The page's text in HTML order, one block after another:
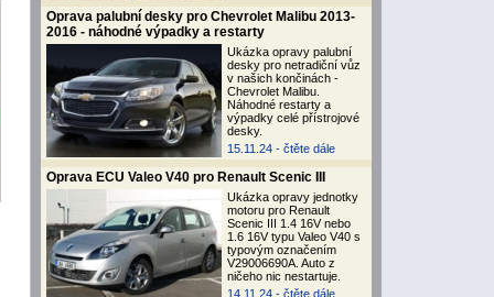
Oprava palubní desky pro Chevrolet Malibu 2013-
2016 - náhodné výpadky a restarty
Ukázka opravy palubní
desky pro netradiční vůz
v našich končinách -
Chevrolet Malibu.
Náhodné restarty a
výpadky celé přístrojové
desky.
15.11.24 - čtěte dále
Oprava ECU Valeo V40 pro Renault Scenic III
Ukázka opravy jednotky
motoru pro Renault
Scenic III 1.4 16V nebo
1.6 16V typu Valeo V40 s
typovým označením
V29006690A. Auto z
ničeho nic nestartuje.
14.11.24 - čtěte dále